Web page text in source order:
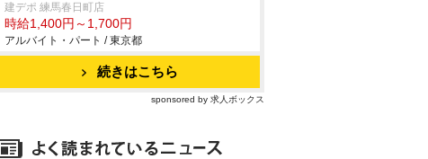
建デポ 練馬春日町店
時給1,400円～1,700円
アルバイト・パート / 東京都
続きはこちら
sponsored by 求人ボックス